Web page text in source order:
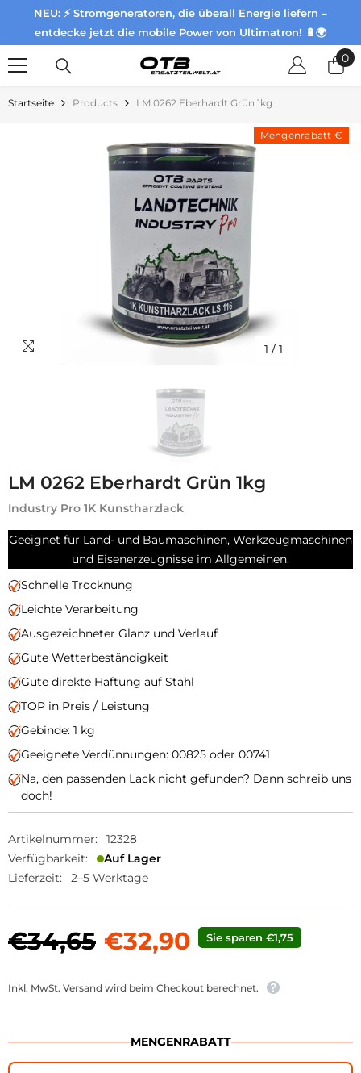
Zum Inhalt springen
NEU: ⚡ Stromgeneratoren, die überall Energie liefern –
entdecke jetzt die mobile Power von Ultimatron! 🔋🌍
0
0
Startseite Products LM 0262 Eberhardt Grün 1kg
Mengenrabatt €
1 / 1
LM 0262 Eberhardt Grün 1kg
Industry Pro 1K Kunstharzlack
Geeignet für Land- und Baumaschinen, Werkzeugmaschinen
und Eisenerzeugnisse im Allgemeinen.
Schnelle Trocknung
Leichte Verarbeitung
Ausgezeichneter Glanz und Verlauf
Gute Wetterbeständigkeit
Gute direkte Haftung auf Stahl
TOP in Preis / Leistung
Gebinde: 1 kg
Geeignete Verdünnungen: 00825 oder 00741
Na, den passenden Lack nicht gefunden? Dann schreib uns
doch!
Artikelnummer:
12328
Verfügbarkeit:
Auf Lager
Lieferzeit:
2–5 Werktage
€34,65 €32,90 Sie sparen €1,75
Inkl. MwSt. Versand wird beim Checkout berechnet.
MENGENRABATT